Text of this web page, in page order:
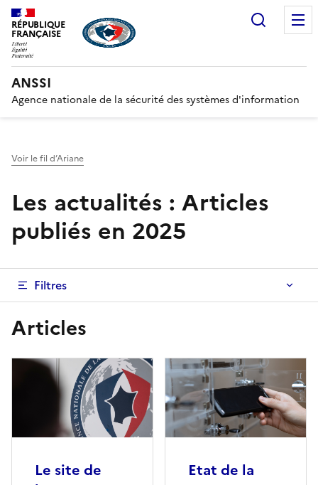
RÉPUBLIQUE
FRANÇAISE
ANSSI
Agence nationale de la sécurité des systèmes d'information
Voir le fil d’Ariane
Les actualités : Articles
publiés en 2025
Filtres
Articles
Le site de
Etat de la